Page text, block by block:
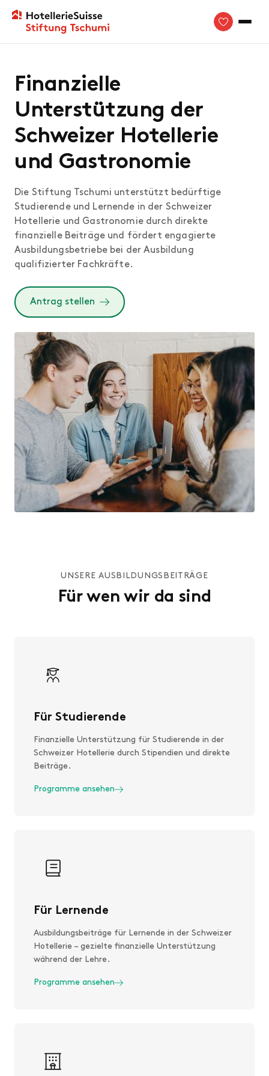
Finanzielle
Unterstützung der
Schweizer Hotellerie
und Gastronomie
Die Stiftung Tschumi unterstützt bedürftige
Studierende und Lernende in der Schweizer
Hotellerie und Gastronomie durch direkte
finanzielle Beiträge und fördert engagierte
Ausbildungsbetriebe bei der Ausbildung
qualifizierter Fachkräfte.
Antrag stellen
UNSERE AUSBILDUNGSBEITRÄGE
Für wen wir da sind
Für Studierende
Finanzielle Unterstützung für Studierende in der
Schweizer Hotellerie durch Stipendien und direkte
Beiträge.
Programme ansehen
Für Lernende
Ausbildungsbeiträge für Lernende in der Schweizer
Hotellerie – gezielte finanzielle Unterstützung
während der Lehre.
Programme ansehen